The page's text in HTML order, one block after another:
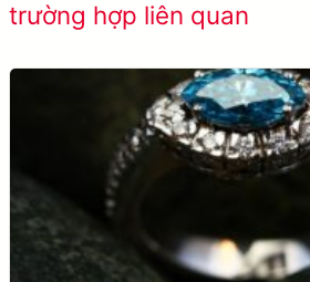
trường hợp liên quan